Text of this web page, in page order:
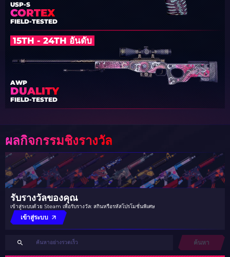
USP-S
CORTEX
FIELD-TESTED
15TH - 24TH อันดับ
AWP
DUALITY
FIELD-TESTED
ผลกิจกรรมชิงรางวัล
รับรางวัลของคุณ
เข้าสู่ระบบด้วย Steam เพื่อรับรางวัล: สกินหรือรหัสโปรโมชั่นพิเศษ
เข้าสู่ระบบ
ค้นหา